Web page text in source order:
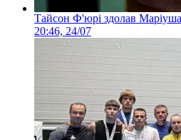
Тайсон Ф'юрі здолав Маріуша
20:46, 24/07